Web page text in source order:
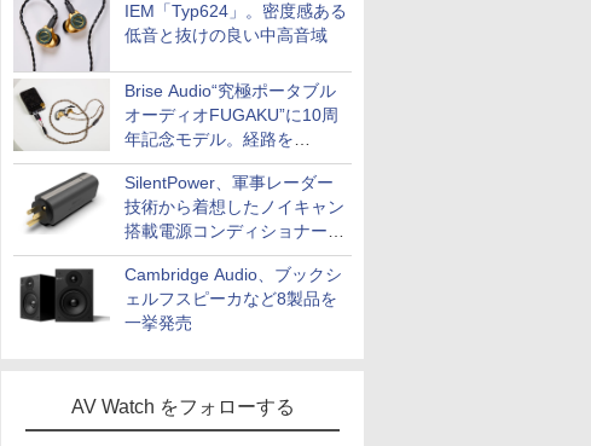
IEM「Typ624」。密度感ある
低音と抜けの良い中高音域
Brise Audio“究極ポータブル
オーディオFUGAKU”に10周
年記念モデル。経路を
NISHIKIで統一。400万円
SilentPower、軍事レーダー
技術から着想したノイキャン
搭載電源コンディショナー
「AC iPurifier2」
Cambridge Audio、ブックシ
ェルフスピーカなど8製品を
一挙発売
AV Watch をフォローする